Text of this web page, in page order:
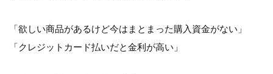
「欲しい商品があるけど今はまとまった購入資金がない」
「クレジットカード払いだと金利が高い」